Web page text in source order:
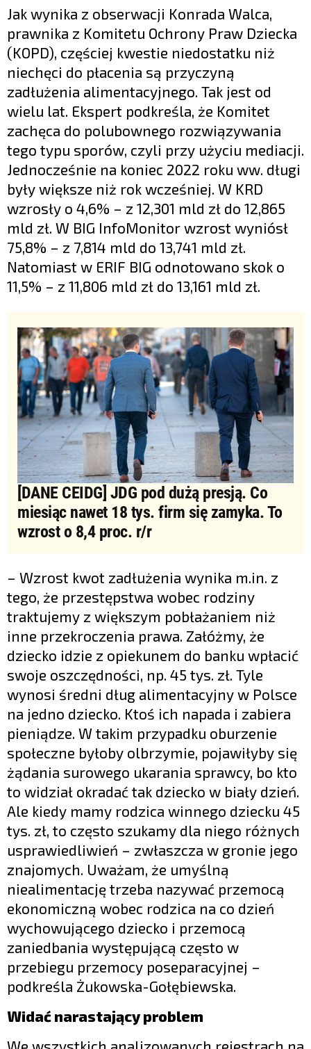
Jak wynika z obserwacji Konrada Walca,
prawnika z Komitetu Ochrony Praw Dziecka
(KOPD), częściej kwestie niedostatku niż
niechęci do płacenia są przyczyną
zadłużenia alimentacyjnego. Tak jest od
wielu lat. Ekspert podkreśla, że Komitet
zachęca do polubownego rozwiązywania
tego typu sporów, czyli przy użyciu mediacji.
Jednocześnie na koniec 2022 roku ww. długi
były większe niż rok wcześniej. W KRD
wzrosły o 4,6% – z 12,301 mld zł do 12,865
mld zł. W BIG InfoMonitor wzrost wyniósł
75,8% – z 7,814 mld do 13,741 mld zł.
Natomiast w ERIF BIG odnotowano skok o
11,5% – z 11,806 mld zł do 13,161 mld zł.
[DANE CEIDG] JDG pod dużą presją. Co
miesiąc nawet 18 tys. firm się zamyka. To
wzrost o 8,4 proc. r/r
– Wzrost kwot zadłużenia wynika m.in. z
tego, że przestępstwa wobec rodziny
traktujemy z większym pobłażaniem niż
inne przekroczenia prawa. Załóżmy, że
dziecko idzie z opiekunem do banku wpłacić
swoje oszczędności, np. 45 tys. zł. Tyle
wynosi średni dług alimentacyjny w Polsce
na jedno dziecko. Ktoś ich napada i zabiera
pieniądze. W takim przypadku oburzenie
społeczne byłoby olbrzymie, pojawiłyby się
żądania surowego ukarania sprawcy, bo kto
to widział okradać tak dziecko w biały dzień.
Ale kiedy mamy rodzica winnego dziecku 45
tys. zł, to często szukamy dla niego różnych
usprawiedliwień – zwłaszcza w gronie jego
znajomych. Uważam, że umyślną
niealimentację trzeba nazywać przemocą
ekonomiczną wobec rodzica na co dzień
wychowującego dziecko i przemocą
zaniedbania występującą często w
przebiegu przemocy poseparacyjnej –
podkreśla Żukowska-Gołębiewska.
Widać narastający problem